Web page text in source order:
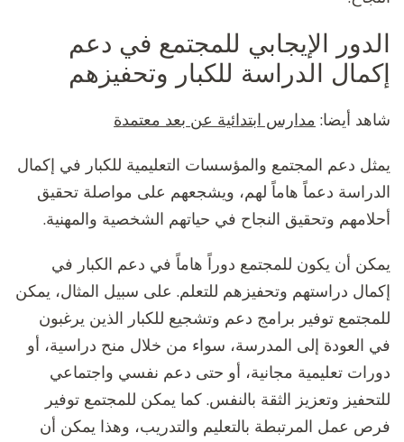
الدور الإيجابي للمجتمع في دعم
إكمال الدراسة للكبار وتحفيزهم
شاهد أيضا: مدارس ابتدائية عن بعد معتمدة
يمثل دعم المجتمع والمؤسسات التعليمية للكبار في إكمال
الدراسة دعماً هاماً لهم، ويشجعهم على مواصلة تحقيق
أحلامهم وتحقيق النجاح في حياتهم الشخصية والمهنية.
يمكن أن يكون للمجتمع دوراً هاماً في دعم الكبار في
إكمال دراستهم وتحفيزهم للتعلم. على سبيل المثال، يمكن
للمجتمع توفير برامج دعم وتشجيع للكبار الذين يرغبون
في العودة إلى المدرسة، سواء من خلال منح دراسية، أو
دورات تعليمية مجانية، أو حتى دعم نفسي واجتماعي
للتحفيز وتعزيز الثقة بالنفس. كما يمكن للمجتمع توفير
فرص عمل المرتبطة بالتعليم والتدريب، وهذا يمكن أن